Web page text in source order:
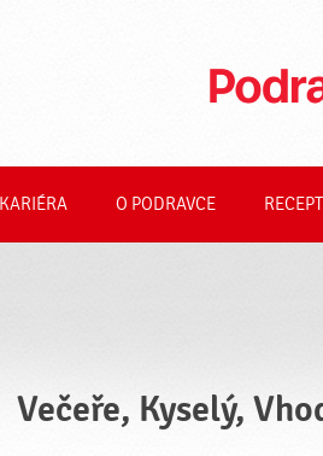
KARIÉRA O PODRAVCE
Večeře, Kyselý,